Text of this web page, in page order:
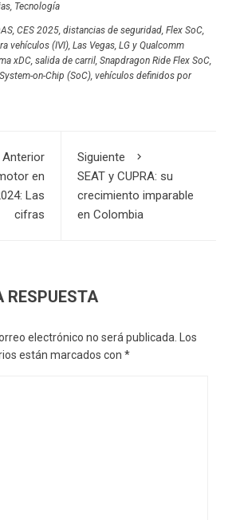
, Tecnología
, CES 2025, distancias de seguridad, Flex SoC,
vehículos (IVI), Las Vegas, LG y Qualcomm
xDC, salida de carril, Snapdragon Ride Flex SoC,
on-Chip (SoC), vehículos definidos por
Anterior
en
Las
cifras
Siguiente
SEAT y CUPRA: su
crecimiento imparable
en Colombia
RESPUESTA
electrónico no será publicada.
Los
están marcados con *